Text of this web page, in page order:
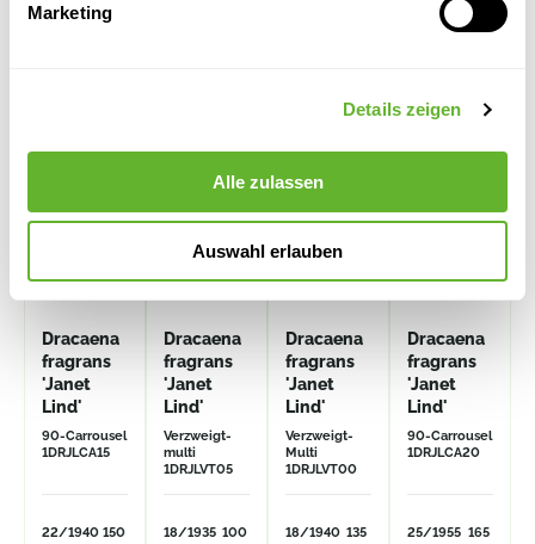
Marketing
Details zeigen
Alle zulassen
Auswahl erlauben
Alternative Produkte
Dracaena
fragrans
'Janet
Lind'
90-Carrousel
1DRJLCA15
22/1940 150
Dracaena
fragrans
'Janet
Lind'
Verzweigt-
multi
1DRJLVT05
18/1935 100
Dracaena
fragrans
'Janet
Lind'
Verzweigt-
Multi
1DRJLVT00
18/1940 135
Dracaena
fragrans
'Janet
Lind'
90-Carrousel
1DRJLCA20
25/1955 165